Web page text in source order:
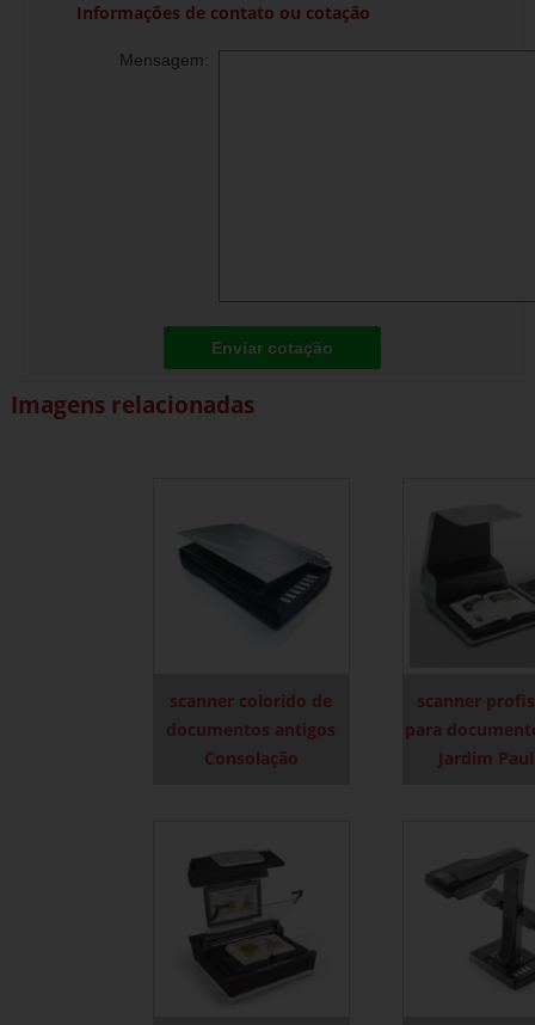
Informações de contato ou cotação
Mensagem:
Enviar cotação
Imagens relacionadas
scanner colorido de
documentos antigos
Consolação
scanner
para
Jardim